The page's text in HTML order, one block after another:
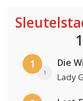
1
1
Die
Lady